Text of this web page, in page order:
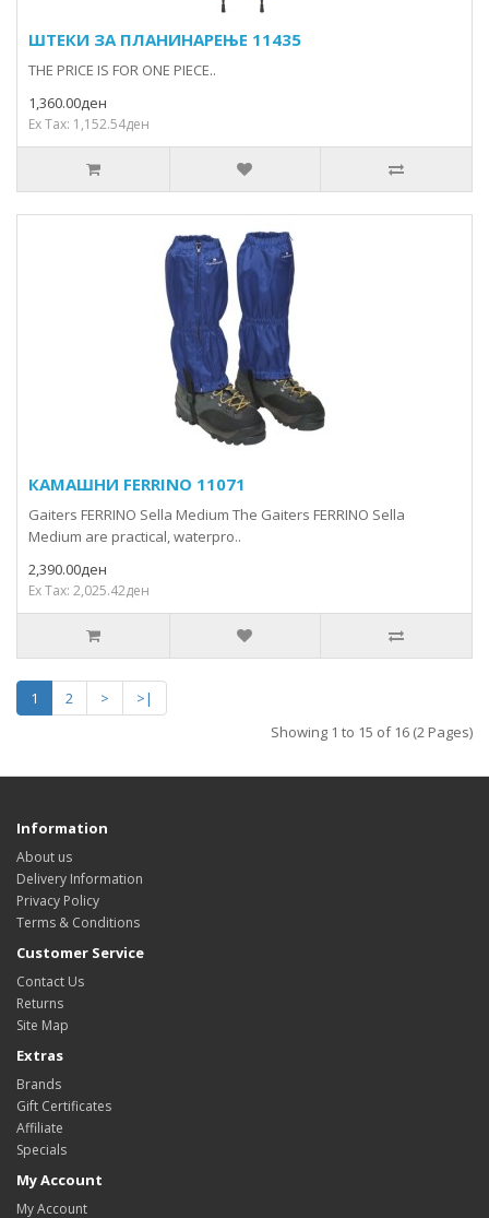
ШТЕКИ ЗА ПЛАНИНАРЕЊЕ 11435
THE PRICE IS FOR ONE PIECE..
1,360.00ден
Ex Tax: 1,152.54ден
КАМАШНИ FERRINO 11071
Gaiters FERRINO Sella Medium The Gaiters FERRINO Sella
Medium are practical, waterpro..
2,390.00ден
Ex Tax: 2,025.42ден
1 2 >
>|
Showing 1 to 15 of 16 (2 Pages)
Information
About us
Delivery Information
Privacy Policy
Terms & Conditions
Customer Service
Contact Us
Returns
Site Map
Extras
Brands
Gift Certificates
Affiliate
Specials
My Account
My Account